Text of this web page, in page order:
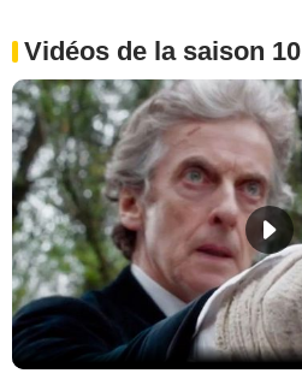
Vidéos de la saison 10